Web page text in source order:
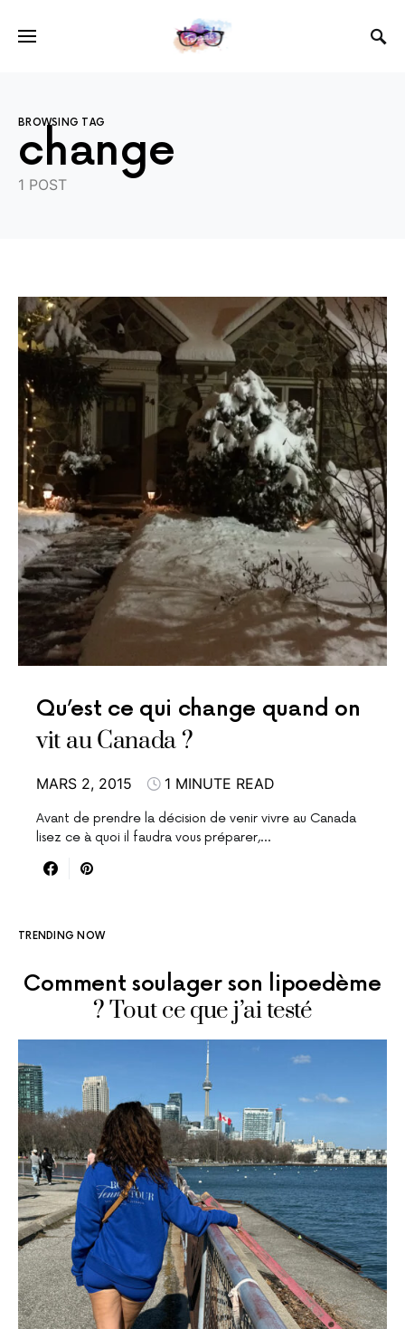
BROWSING TAG
change
1 POST
Qu’est ce qui change quand on
vit au Canada ?
MARS 2, 2015 1 MINUTE READ
Avant de prendre la décision de venir vivre au Canada
lisez ce à quoi il faudra vous préparer,…
TRENDING NOW
Comment soulager son lipoedème
? Tout ce que j’ai testé